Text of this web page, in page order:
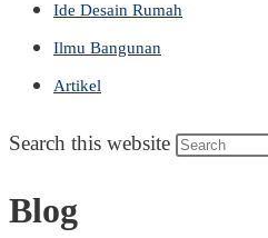
Ide Desain Rumah
Ilmu Bangunan
Artikel
Search this website
Blog